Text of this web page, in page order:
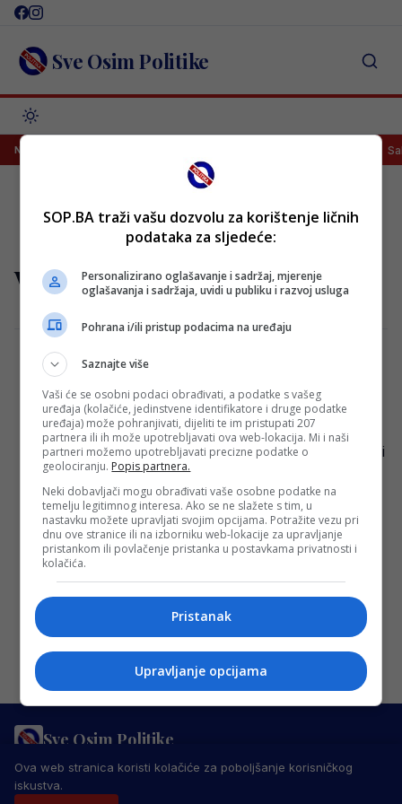
Skip
content Sve Osim Politike
NAJNOVIJETabaković postigao prvijenac za pobjedu Salzburga!
visoko
Savo Milošević posjetio Visoko pred
okupljanje reprezentacije BiH, jedan gest
ga je posebno oduševio
Selektor nogometne reprezentacije Bosne i
Hercegovine, Savo Milošević, posjetio je
Visoko uoči završetka kvalifikacija za
Europsko prvenstvo. Smješten u
Bosanskoj…
Sve Osim Politike
PRAVILA PRIVATNOSTIMARKETING USLOVI KORIŠTENJA
IMPRESSUM
© 2026 Sve Osim Politike. Sva prava zadržana.
Ova web stranica koristi kolačiće za poboljšanje korisničkog
iskustva.
SOP.BA traži vašu dozvolu za korištenje ličnih
podataka za sljedeće:
Personalizirano oglašavanje i sadržaj, mjerenje
oglašavanja i sadržaja, uvidi u publiku i razvoj usluga
Pohrana i/ili pristup podacima na uređaju
Saznajte više
Vaši će se osobni podaci obrađivati, a podatke s vašeg
uređaja (kolačiće, jedinstvene identifikatore i druge podatke
uređaja) može pohranjivati, dijeliti te im pristupati 207
partnera ili ih može upotrebljavati ova web-lokacija. Mi i naši
partneri možemo upotrebljavati precizne podatke o
geolociranju. Popis partnera.
Neki dobavljači mogu obrađivati vaše osobne podatke na
temelju legitimnog interesa. Ako se ne slažete s tim, u
nastavku možete upravljati svojim opcijama. Potražite vezu pri
dnu ove stranice ili na izborniku web-lokacije za upravljanje
pristankom ili povlačenje pristanka u postavkama privatnosti i
kolačića.
Pristanak
Upravljanje opcijama